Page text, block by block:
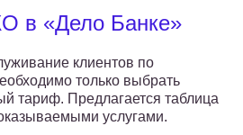
в «Дело Банке»
клиентов по
только выбрать
тариф. Предлагается таблица
услугами.